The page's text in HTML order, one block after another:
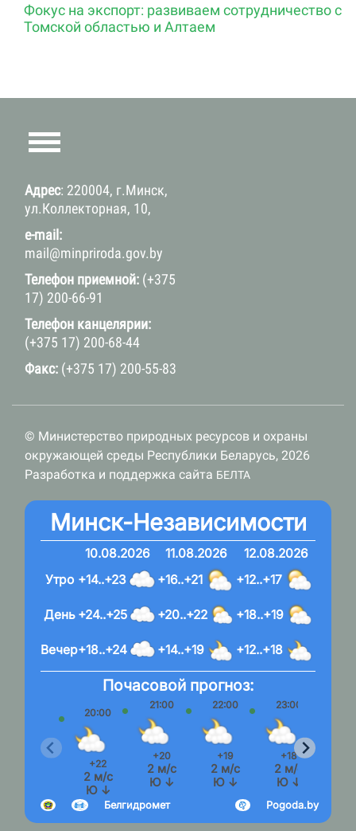
Фокус на экспорт: развиваем сотрудничество с
Томской областью и Алтаем
Адрес: 220004, г.Минск,
ул.Коллекторная, 10,
e-mail:
mail@minpriroda.gov.by
Телефон приемной: (+375
17) 200-66-91
Телефон канцелярии:
(+375 17) 200-68-44
Факс: (+375 17) 200-55-83
© Министерство природных ресурсов и охраны
окружающей среды Республики Беларусь, 2026
Разработка и поддержка сайта БЕЛТА
Минск-Независимости
10.08.2026
+14..+23
+24..+25
+18..+24
11.08.2026
+16..+21
+20..+22
+14..+19
12.08.2026
+12..+17
+18..+19
+12..+18
Вечер
День
Утро
Почасовой прогноз:
20:00
+22
2 м/с
Ю ↓
21:00
+20
2 м/с
Ю ↓
22:00
+19
2 м/с
Ю ↓
23:00
+18
2 м/с
Ю ↓
Pogoda.by
Белгидромет